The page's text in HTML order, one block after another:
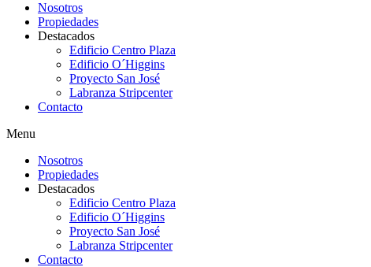
Nosotros
Propiedades
Destacados
Edificio Centro Plaza
Edificio O´Higgins
Proyecto San José
Labranza Stripcenter
Contacto
Menu
Nosotros
Propiedades
Destacados
Edificio Centro Plaza
Edificio O´Higgins
Proyecto San José
Labranza Stripcenter
Contacto